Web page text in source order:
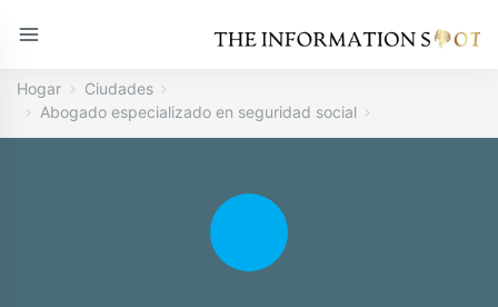
Hogar
Ciudades
Abogado especializado en seguridad social